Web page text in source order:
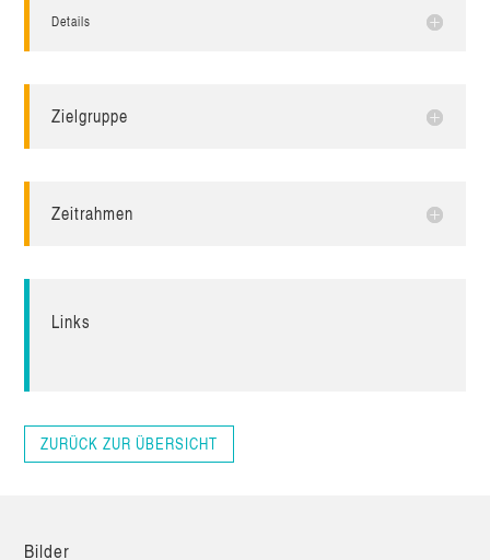
Details
Ziel­grup­pe
Zeit­rah­men
Links
ZURÜCK ZUR ÜBERSICHT
Bil­der